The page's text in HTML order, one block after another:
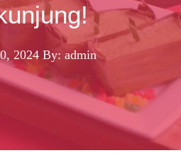
2024 By: admin